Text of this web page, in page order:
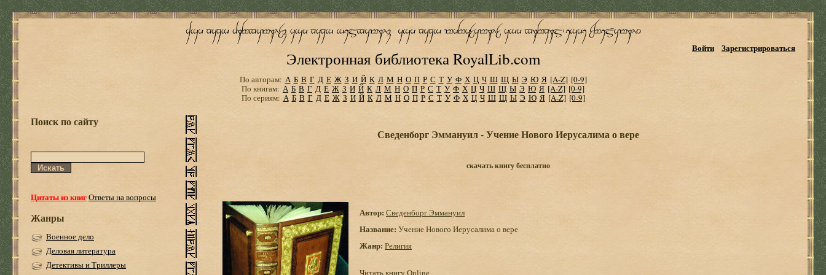
Электронная библиотека RoyalLib.com
Войти Зарегистрироваться
По авторам: А Б В Г Д Е Ж З И Й К Л М Н О П Р С Т У Ф Х Ц Ч Ш Щ Ы Э Ю Я [A-Z] [0-9]
По книгам: А Б В Г Д Е Ж З И Й К Л М Н О П Р С Т У Ф Х Ц Ч Ш Щ Ы Э Ю Я [A-Z] [0-9]
По сериям: А Б В Г Д Е Ж З И Й К Л М Н О П Р С Т У Ф Х Ц Ч Ш Щ Ы Э Ю Я [A-Z] [0-9]
Поиск по сайту
Цитаты из книгОтветы на вопросы
Жанры
Военное дело
Деловая литература
Детективы и Триллеры
Сведенборг Эммануил - Учение Нового Иерусалима о вере
скачать книгу бесплатно
Автор: Сведенборг Эммануил
Название: Учение Нового Иерусалима о вере
Жанр: Религия
Читать книгу Online